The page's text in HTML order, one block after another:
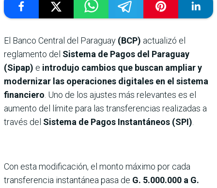
El Banco Central del Paraguay (BCP) actualizó el
reglamento del Sistema de Pagos del Paraguay
(Sipap) e introdujo cambios que buscan ampliar y
modernizar las operaciones digitales en el sistema
financiero. Uno de los ajustes más relevantes es el
aumento del límite para las transferencias realizadas a
través del Sistema de Pagos Instantáneos (SPI).
Con esta modificación, el monto máximo por cada
transferencia instantánea pasa de G. 5.000.000 a G.